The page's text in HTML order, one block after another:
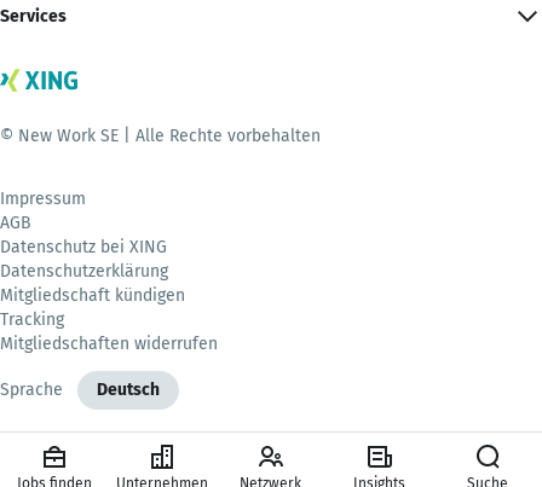
Services
© New Work SE | Alle Rechte vorbehalten
Impressum
AGB
Datenschutz bei XING
Datenschutzerklärung
Mitgliedschaft kündigen
Tracking
Mitgliedschaften widerrufen
Sprache Deutsch
Jobs finden Unternehmen Netzwerk Insights Suche